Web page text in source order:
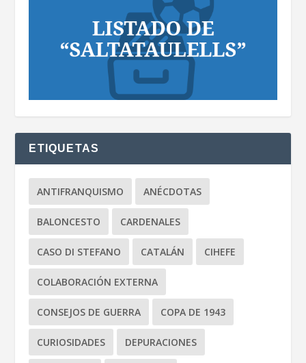
ETIQUETAS
ANTIFRANQUISMO ANÉCDOTAS
BALONCESTO CARDENALES
CASO DI STEFANO CATALÁN CIHEFE
COLABORACIÓN EXTERNA
CONSEJOS DE GUERRA COPA DE 1943
CURIOSIDADES DEPURACIONES